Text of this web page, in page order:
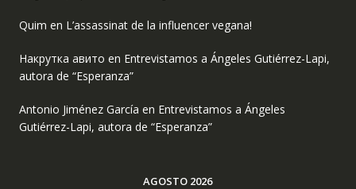
Quim en L’assassinat de la influencer vegana!
Накрутка авито en Entrevistamos a Ángeles Gutiérrez-Lapi,
autora de “Esperanza”
Antonio Jiménez García en Entrevistamos a Ángeles
Gutiérrez-Lapi, autora de “Esperanza”
AGOSTO 2026